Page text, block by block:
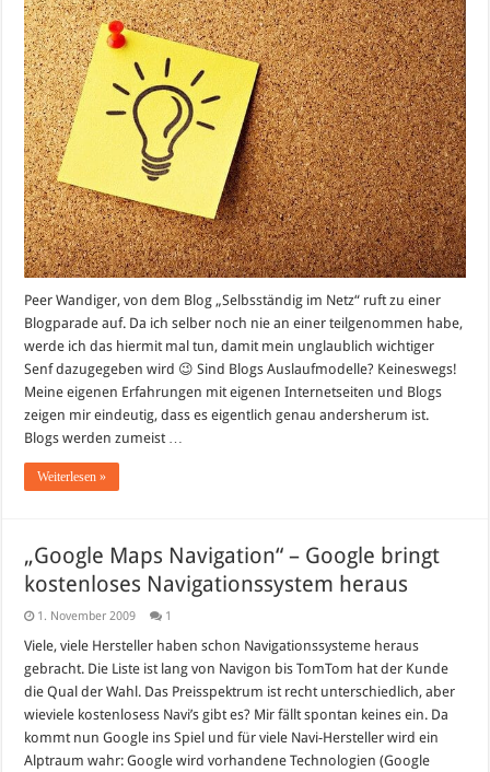
Peer Wandiger, von dem Blog „Selbsständig im Netz“ ruft zu einer
Blogparade auf. Da ich selber noch nie an einer teilgenommen habe,
werde ich das hiermit mal tun, damit mein unglaublich wichtiger
Senf dazugegeben wird 😉 Sind Blogs Auslaufmodelle? Keineswegs!
Meine eigenen Erfahrungen mit eigenen Internetseiten und Blogs
zeigen mir eindeutig, dass es eigentlich genau andersherum ist.
Blogs werden zumeist …
Weiterlesen »
„Google Maps Navigation“ – Google bringt
kostenloses Navigationssystem heraus
1. November 2009 1
Viele, viele Hersteller haben schon Navigationssysteme heraus
gebracht. Die Liste ist lang von Navigon bis TomTom hat der Kunde
die Qual der Wahl. Das Preisspektrum ist recht unterschiedlich, aber
wieviele kostenlosess Navi’s gibt es? Mir fällt spontan keines ein. Da
kommt nun Google ins Spiel und für viele Navi-Hersteller wird ein
Alptraum wahr: Google wird vorhandene Technologien (Google